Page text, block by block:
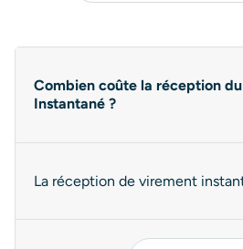
Combien coûte la réception
Instantané ?
La réception de virement